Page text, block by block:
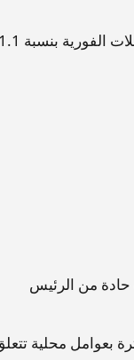
حادة من الرئيس
بعوامل محلية